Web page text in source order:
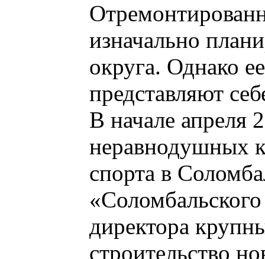
изначально
округа. Однако
представляют
В начале апреля
неравнодушных
спорта в
директора
строительство